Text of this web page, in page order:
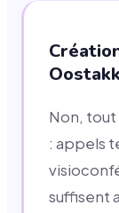
Non, tout
: appels
suffisent